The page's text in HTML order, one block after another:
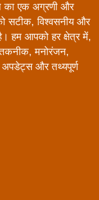
का एक अग्रणी और
सटीक, विश्वसनीय और
हम आपको हर क्षेत्र में,
तकनीक, मनोरंजन,
अपडेट्स और तथ्यपूर्ण